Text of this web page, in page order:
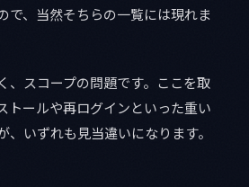
で、当然そちらの一覧には現れま
、スコープの問題です。ここを取
トールや再ログインといった重い
、いずれも見当違いになります。